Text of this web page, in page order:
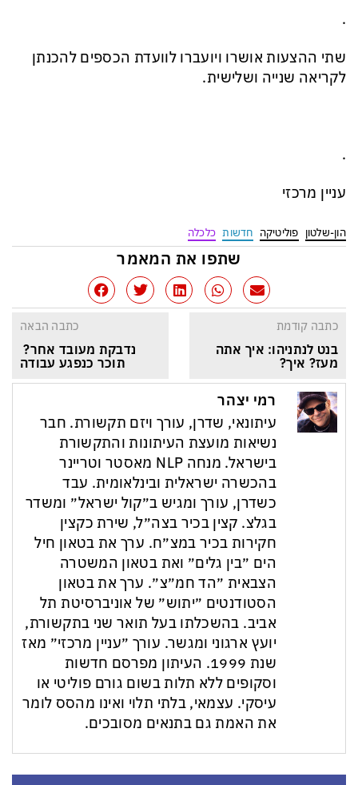
.
שתי ההצעות אושרו ויועברו לוועדת הכספים להכנתן
לקריאה שנייה ושלישית.
.
עניין מרכזי
הון-שלטון פוליטיקה חדשות כלכלה
שתפו את המאמר
כתבה קודמת
בנט לנתניהו: איך אתה
מעז? איך?
כתבה הבאה
נדבקת מעובד אחר?
תוכר כנפגע עבודה
רמי יצהר
עיתונאי, שדרן, עורך ויזם תקשורת. חבר
נשיאות מועצת העיתונות והתקשורת
בישראל. מנחה NLP מאסטר וטריינר
בהכשרה ישראלית ובינלאומית. עבד
כשדרן, עורך ומגיש ב״קול ישראל״ ומשדר
בגלצ. קצין בכיר בצה״ל, שירת כקצין
חקירות בכיר במצ״ח. ערך את בטאון חיל
הים ״בין גלים״ ואת בטאון המשטרה
הצבאית ״הד חמ״צ״. ערך את בטאון
הסטודנטים ״יתוש״ של אוניברסיטת תל
אביב. בהשכלתו בעל תואר שני בתקשורת,
יועץ ארגוני ומגשר. עורך ״עניין מרכזי״ מאז
שנת 1999. העיתון מפרסם חדשות
וסקופים ללא תלות בשום גורם פוליטי או
עיסקי. עצמאי, בלתי תלוי ואינו מהסס לומר
את האמת גם בתנאים מסובכים.